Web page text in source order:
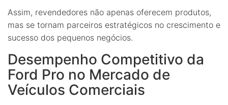
Assim, revendedores não apenas oferecem produtos,
mas se tornam parceiros estratégicos no crescimento e
sucesso dos pequenos negócios.
Desempenho Competitivo da
Ford Pro no Mercado de
Veículos Comerciais